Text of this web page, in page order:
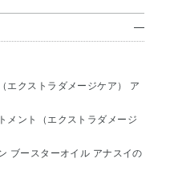
エクストラダメージケア） ア
メント（エクストラダメージ
ブースターオイル アナスイの